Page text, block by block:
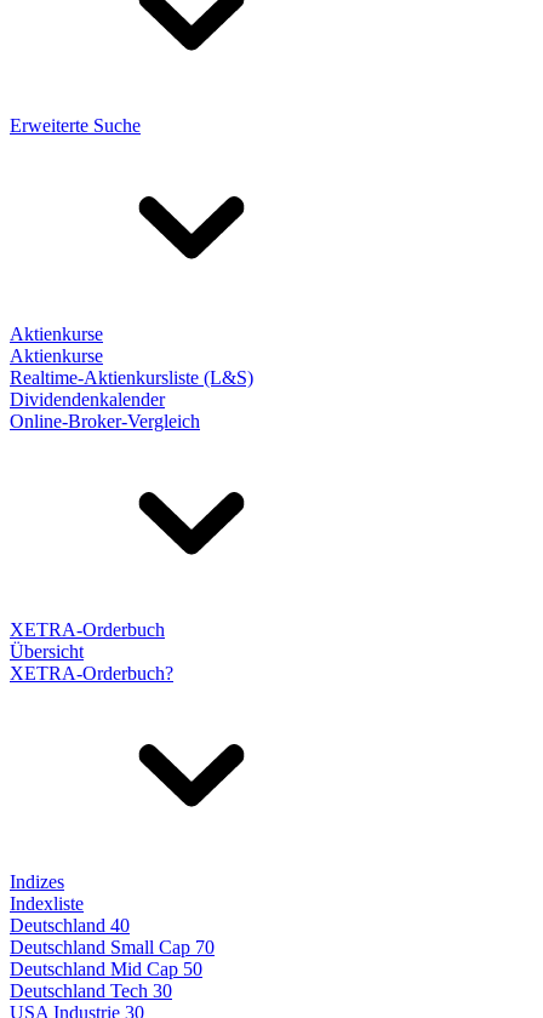
Erweiterte Suche
Aktienkurse
Aktienkurse
Realtime-Aktienkursliste (L&S)
Dividendenkalender
Online-Broker-Vergleich
XETRA-Orderbuch
Übersicht
XETRA-Orderbuch?
Indizes
Indexliste
Deutschland 40
Deutschland Small Cap 70
Deutschland Mid Cap 50
Deutschland Tech 30
USA Industrie 30